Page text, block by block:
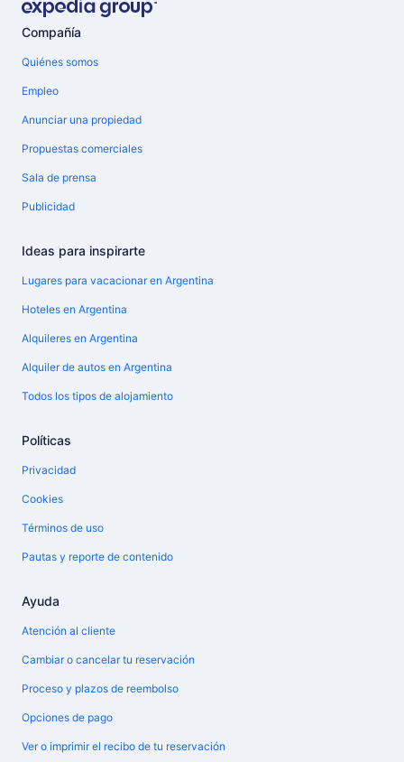
Compañía
Quiénes somos
Empleo
Anunciar una propiedad
Propuestas comerciales
Sala de prensa
Publicidad
Ideas para inspirarte
Lugares para vacacionar en Argentina
Hoteles en Argentina
Alquileres en Argentina
Alquiler de autos en Argentina
Todos los tipos de alojamiento
Políticas
Privacidad
Cookies
Términos de uso
Pautas y reporte de contenido
Ayuda
Atención al cliente
Cambiar o cancelar tu reservación
Proceso y plazos de reembolso
Opciones de pago
Ver o imprimir el recibo de tu reservación